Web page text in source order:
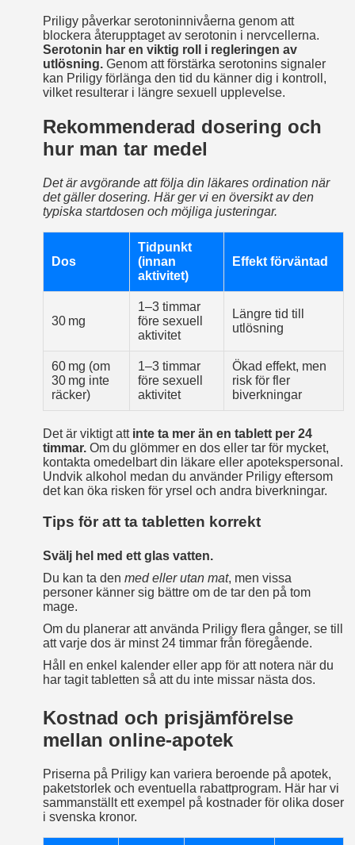
Priligy påverkar serotoninnivåerna genom att
blockera återupptaget av serotonin i nervcellerna.
Serotonin har en viktig roll i regleringen av
utlösning.Genom att förstärka serotonins signaler
kan Priligy förlänga den tid du känner dig i kontroll,
vilket resulterar i längre sexuell upplevelse.
Rekommenderad dosering och
hur man tar medel
Det är avgörande att följa din läkares ordination när
det gäller dosering. Här ger vi en översikt av den
typiska startdosen och möjliga justeringar.
Dos
Tidpunkt
(innan
aktivitet)
Effekt förväntad
30 mg
1–3 timmar
före sexuell
aktivitet
Längre tid till
utlösning
60 mg (om
30 mg inte
räcker)
1–3 timmar
före sexuell
aktivitet
Ökad effekt, men
risk för fler
biverkningar
Det är viktigt att inte ta mer än en tablett per 24
timmar.Om du glömmer en dos eller tar för mycket,
kontakta omedelbart din läkare eller apotekspersonal.
Undvik alkohol medan du använder Priligy eftersom
det kan öka risken för yrsel och andra biverkningar.
Tips för att ta tabletten korrekt
Svälj hel med ett glas vatten.
Du kan ta den med eller utan mat, men vissa
personer känner sig bättre om de tar den på tom
mage.
Om du planerar att använda Priligy flera gånger, se till
att varje dos är minst 24 timmar från föregående.
Håll en enkel kalender eller app för att notera när du
har tagit tabletten så att du inte missar nästa dos.
Kostnad och prisjämförelse
mellan online‑apotek
Priserna på Priligy kan variera beroende på apotek,
paketstorlek och eventuella rabattprogram. Här har vi
sammanställt ett exempel på kostnader för olika doser
i svenska kronor.